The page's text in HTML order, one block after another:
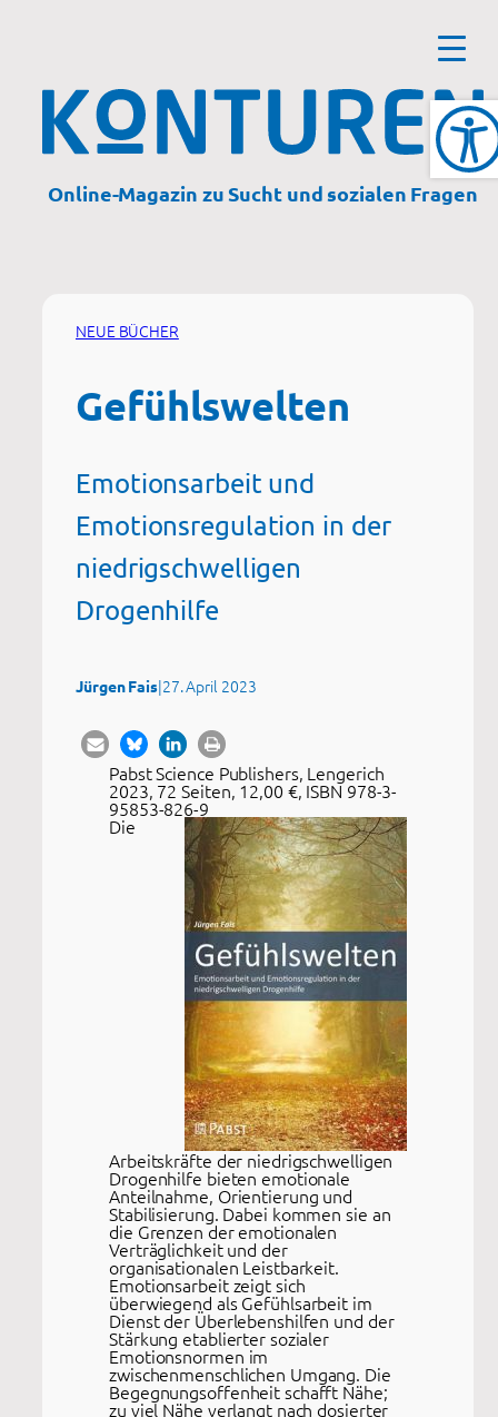
Online-Magazin zu Sucht und sozialen Fragen
NEUE BÜCHER
Gefühlswelten
Emotionsarbeit und
Emotionsregulation in der
niedrigschwelligen
Drogenhilfe
Jürgen Fais|27. April 2023
Pabst Science Publishers, Lengerich
2023, 72 Seiten, 12,00 €, ISBN 978-3-
95853-826-9
Die
Arbeitskräfte der niedrigschwelligen
Drogenhilfe bieten emotionale
Anteilnahme, Orientierung und
Stabilisierung. Dabei kommen sie an
die Grenzen der emotionalen
Verträglichkeit und der
organisationalen Leistbarkeit.
Emotionsarbeit zeigt sich
überwiegend als Gefühlsarbeit im
Dienst der Überlebenshilfen und der
Stärkung etablierter sozialer
Emotionsnormen im
zwischenmenschlichen Umgang. Die
Begegnungsoffenheit schafft Nähe;
zu viel Nähe verlangt nach dosierter